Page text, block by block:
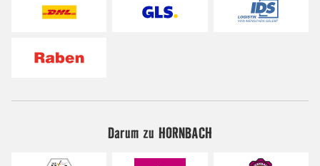
Darum zu HORNBACH